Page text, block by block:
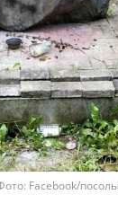
Facebook/